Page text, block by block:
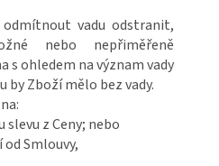
vadu odstranit,
nebo nepřiměřeně
s ohledem na význam vady
by Zboží mělo bez vady.
slevu z Ceny; nebo
Smlouvy,